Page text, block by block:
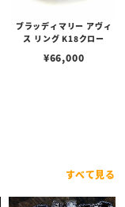
ブラッディマリー アヴィ
ス リング K18クロー
¥66,000
すべて見る